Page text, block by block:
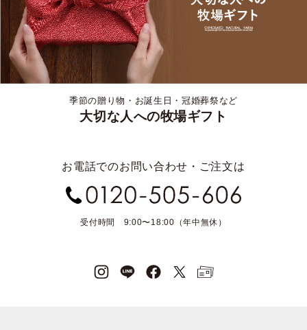
季節の贈り物・お誕生日・冠婚葬祭など
大切な人への牧場ギフト
お電話でのお問い合わせ・ご注文は
受付時間 9:00〜18:00（年中無休）